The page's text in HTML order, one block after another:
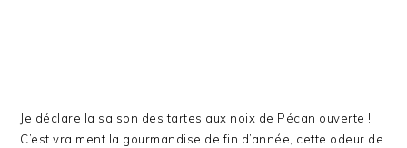
Je déclare la saison des tartes aux noix de Pécan ouverte !
C’est vraiment la gourmandise de fin d’année, cette odeur de